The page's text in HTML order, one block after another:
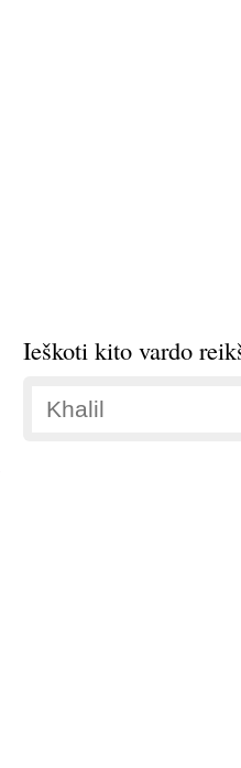
Ieškoti kito vardo